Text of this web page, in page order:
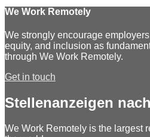
We Work Remotely
We strongly encourage
equity, and inclusion as
through We Work Remotely.
Get in touch
Stellenanzeigen
We Work Remotely is the largest